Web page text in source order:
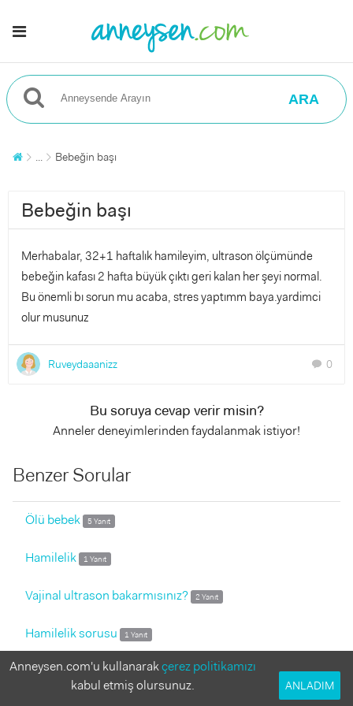
ARA
... Bebeğin başı
Bebeğin başı
Merhabalar, 32+1 haftalık hamileyim, ultrason ölçümünde
bebeğin kafası 2 hafta büyük çıktı geri kalan her şeyi normal.
Bu önemli bı sorun mu acaba, stres yaptımm baya.yardimci
olur musunuz
Ruveydaaanizz chat 0
Bu soruya cevap verir misin?
Anneler deneyimlerinden faydalanmak istiyor!
Benzer Sorular
Ölü bebek 5 Yanıt
Hamilelik 1 Yanıt
Vajinal ultrason bakarmısınız? 2 Yanıt
Hamilelik sorusu 1 Yanıt
Bta hormonu yavas ilerliyor 2 Yanıt
Anneysen.com'u kullanarakçerez politikamızı
kabul etmiş olursunuz.
ANLADIM